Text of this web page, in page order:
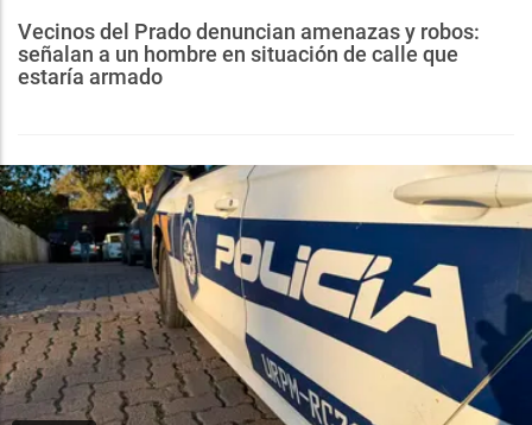
Vecinos del Prado denuncian amenazas y robos:
señalan a un hombre en situación de calle que
estaría armado